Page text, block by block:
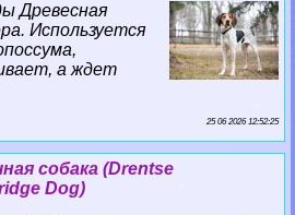
Древесная
Используется
а ждет
25 06 2026 12:52:25
собака (Drentse
Dog)